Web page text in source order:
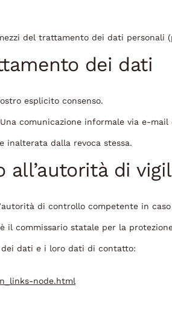
del trattamento dei dati
dei dati
esplicito consenso.
comunicazione informale via e-
inalterata dalla revoca stessa.
di
di controllo competente in
commissario statale per la
dati e i loro dati di contatto:
node.html